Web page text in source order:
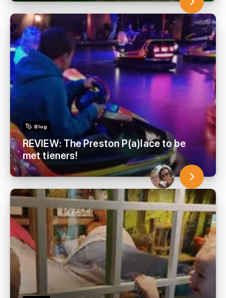
Blog
REVIEW: The Preston P(a)lace to be
met tieners!